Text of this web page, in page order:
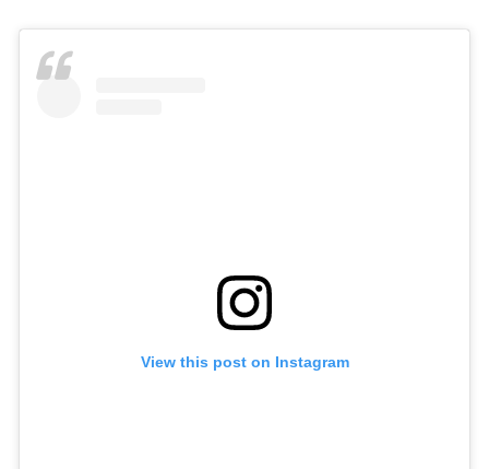
View this post on Instagram